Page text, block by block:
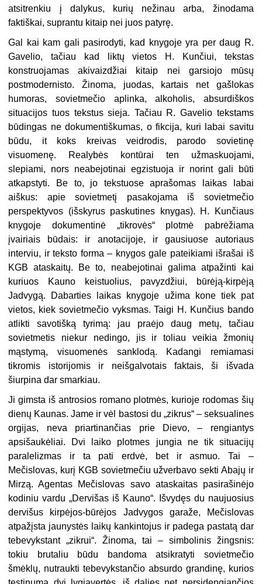
atsitrenkiu į dalykus, kurių nežinau arba, žinodama
faktiškai, suprantu kitaip nei juos patyrę.
Gal kai kam gali pasirodyti, kad knygoje yra per daug R.
Gavelio, tačiau kad liktų vietos H. Kunčiui, tekstas
konstruojamas akivaizdžiai kitaip nei garsiojo mūsų
postmodernisto. Žinoma, juodas, kartais net gašlokas
humoras, sovietmečio aplinka, alkoholis, absurdiškos
situacijos tuos tekstus sieja. Tačiau R. Gavelio tekstams
būdingas ne dokumentiškumas, o fikcija, kuri labai savitu
būdu, it koks kreivas veidrodis, parodo sovietinę
visuomenę. Realybės kontūrai ten užmaskuojami,
slepiami, nors neabejotinai egzistuoja ir norint gali būti
atkapstyti. Be to, jo tekstuose aprašomas laikas labai
aiškus: apie sovietmetį pasakojama iš sovietmečio
perspektyvos (išskyrus paskutines knygas). H. Kunčiaus
knygoje dokumentinė „tikrovės“ plotmė pabrėžiama
įvairiais būdais: ir anotacijoje, ir gausiuose autoriaus
interviu, ir teksto forma – knygos gale pateikiami išrašai iš
KGB ataskaitų. Be to, neabejotinai galima atpažinti kai
kuriuos Kauno keistuolius, pavyzdžiui, būrėją-kirpėją
Jadvygą. Dabarties laikas knygoje užima kone tiek pat
vietos, kiek sovietmečio vyksmas. Taigi H. Kunčius bando
atlikti savotišką tyrimą: jau praėjo daug metų, tačiau
sovietmetis niekur nedingo, jis ir toliau veikia žmonių
mąstymą, visuomenės sanklodą. Kadangi remiamasi
tikromis istorijomis ir neišgalvotais faktais, ši išvada
šiurpina dar smarkiau.
Ji gimsta iš antrosios romano plotmės, kurioje rodomas šių
dienų Kaunas. Jame ir vėl bastosi du „zikrus“ – seksualines
orgijas, neva priartinančias prie Dievo, – rengiantys
apsišaukėliai. Dvi laiko plotmes jungia ne tik situacijų
paralelizmas ir ta pati erdvė, bet ir asmuo. Tai –
Mečislovas, kurį KGB sovietmečiu užverbavo sekti Abajų ir
Mirzą. Agentas Mečislovas savo ataskaitas pasirašinėjo
kodiniu vardu „Dervišas iš Kauno“. Išvydęs du naujuosius
dervišus kirpėjos-būrėjos Jadvygos garaže, Mečislovas
atpažįsta jaunystės laikų kankintojus ir padega pastatą dar
tebevykstant „zikrui“. Žinoma, tai – simbolinis žingsnis:
tokiu brutaliu būdu bandoma atsikratyti sovietmečio
šmėklų, nutraukti tebevykstančio absurdo grandinę, kurios